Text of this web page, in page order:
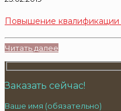
Повышение
Читать далее
Заказать сейчас!
Ваше имя (обязательно)